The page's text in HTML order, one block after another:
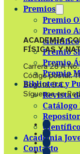
Premios
Premio
Premio
científico
Premio
Premio
Premio
Biblioteca y
Revista
Academia
Contacto
ACADEMIA
FÍSICAS Y
Carrera 28 A
Código postal:
Bogotá, D.C.
Síguenos en